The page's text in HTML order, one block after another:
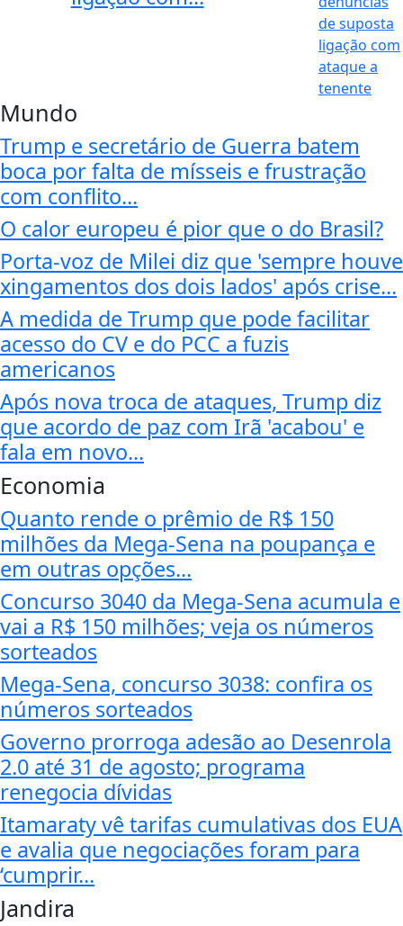
Mundo
Trump e secretário de Guerra batem
boca por falta de mísseis e frustração
com conflito...
O calor europeu é pior que o do Brasil?
Porta-voz de Milei diz que 'sempre houve
xingamentos dos dois lados' após crise...
A medida de Trump que pode facilitar
acesso do CV e do PCC a fuzis
americanos
Após nova troca de ataques, Trump diz
que acordo de paz com Irã 'acabou' e
fala em novo...
Economia
Quanto rende o prêmio de R$ 150
milhões da Mega-Sena na poupança e
em outras opções...
Concurso 3040 da Mega-Sena acumula e
vai a R$ 150 milhões; veja os números
sorteados
Mega-Sena, concurso 3038: confira os
números sorteados
Governo prorroga adesão ao Desenrola
2.0 até 31 de agosto; programa
renegocia dívidas
Itamaraty vê tarifas cumulativas dos EUA
e avalia que negociações foram para
‘cumprir...
Jandira